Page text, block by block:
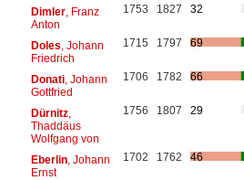
Dimler, Franz
Anton
1753 1827 32
Doles , Johann
Friedrich
1715 1797 69
Donati, Johann
Gottfried
1706 1782 66
Dürnitz,
Thaddäus
Wolfgang von
1756 1807 29
Eberlin, Johann
Ernst
1702 1762 46